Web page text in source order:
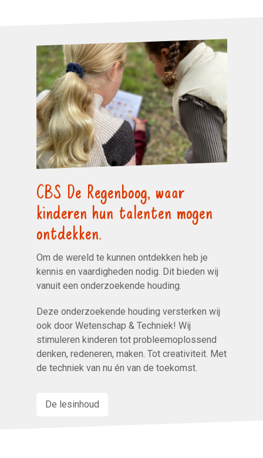
CBS De Regenboog, waar
kinderen hun talenten mogen
ontdekken.
Om de wereld te kunnen ontdekken heb je
kennis en vaardigheden nodig. Dit bieden wij
vanuit een onderzoekende houding.
Deze onderzoekende houding versterken wij
ook door Wetenschap & Techniek! Wij
stimuleren kinderen tot probleemoplossend
denken, redeneren, maken. Tot creativiteit. Met
de techniek van nu én van de toekomst.
De lesinhoud